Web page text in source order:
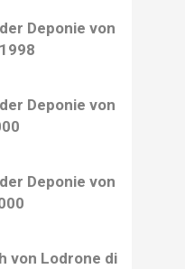
Deponie von
Deponie von
Deponie von
von Lodrone di